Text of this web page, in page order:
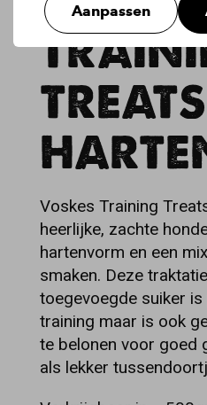
Aanpassen
TREATS
Voskes Training
heerlijke, zachte
hartenvorm en een
smaken. Deze
toegevoegde suiker
training maar is ook
te belonen voor goed
als lekker